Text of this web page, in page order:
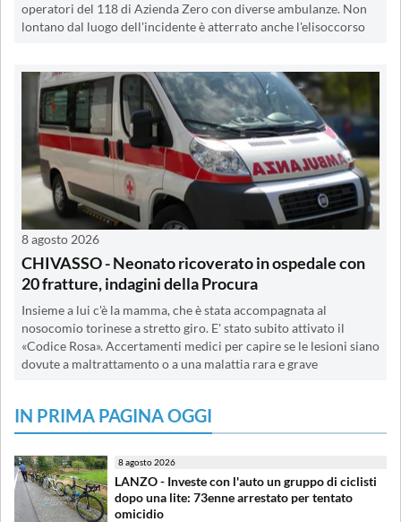
operatori del 118 di Azienda Zero con diverse ambulanze. Non
lontano dal luogo dell'incidente è atterrato anche l'elisoccorso
8 agosto 2026
CHIVASSO - Neonato ricoverato in ospedale con
20 fratture, indagini della Procura
Insieme a lui c'è la mamma, che è stata accompagnata al
nosocomio torinese a stretto giro. E' stato subito attivato il
«Codice Rosa». Accertamenti medici per capire se le lesioni siano
dovute a maltrattamento o a una malattia rara e grave
IN PRIMA PAGINA OGGI
8 agosto 2026
LANZO - Investe con l'auto un gruppo di ciclisti
dopo una lite: 73enne arrestato per tentato
omicidio